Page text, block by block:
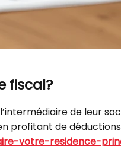
fiscal?
de leur
profitant de
votre-residence-